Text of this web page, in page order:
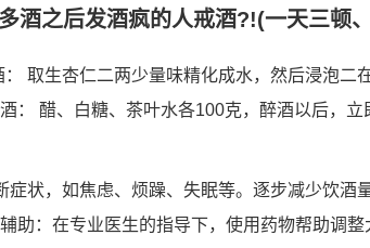
酒之后发酒疯的人戒酒?!(一天三顿
取生杏仁二两少量味精化成水，然后浸泡二
： 醋、白糖、茶叶水各100克，醉酒以后，
症状，如焦虑、烦躁、失眠等。逐步减少饮酒
助：在专业医生的指导下，使用药物帮助调整